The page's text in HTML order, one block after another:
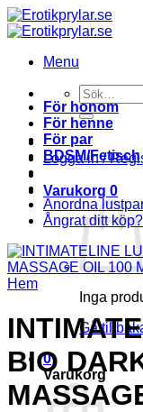
Menu
Sök
efter:
Logga in /
Varukorg 0
Inga
Gå
0
Varukorg
För honom
För henne
För par
BDSM/Fetisch
Anordna
Ångrat ditt köp?
Hem
BIO